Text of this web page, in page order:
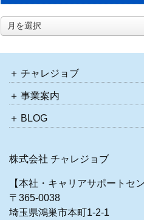
ア
ー
チャレジョブ
事業案内
BLOG
株式会社 チャレジョブ
【本社・キャリアサポートセ
〒365-0038
埼玉県鴻巣市本町1-2-1